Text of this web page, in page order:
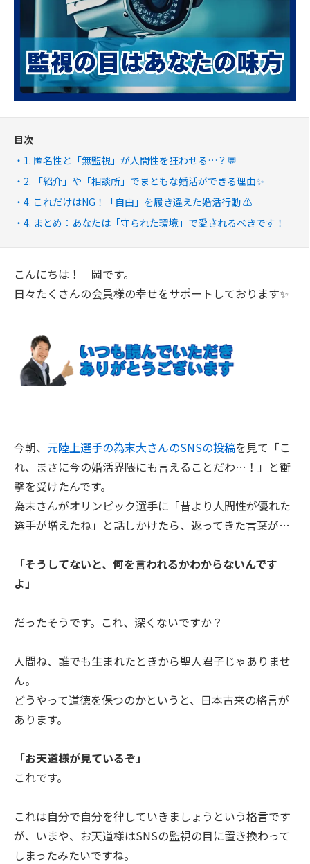
目次
1. 匿名性と「無監視」が人間性を狂わせる…？💬
2. 「紹介」や「相談所」でまともな婚活ができる理由✨
4. これだけはNG！「自由」を履き違えた婚活行動 ⚠️
4. まとめ：あなたは「守られた環境」で愛されるべきです！
こんにちは！ 岡です。
日々たくさんの会員様の幸せをサポートしております✨
今朝、 元陸上選手の為末大さんのSNSの投稿を見て「こ
れ、まさに今の婚活界隈にも言えることだわ…！」と衝
撃を受けたんです。
為末さんがオリンピック選手に「昔より人間性が優れた
選手が増えたね」と話しかけたら、返ってきた言葉が…
「そうしてないと、何を言われるかわからないんです
よ」
だったそうです。これ、深くないですか？
人間ね、誰でも生まれたときから聖人君子じゃありませ
ん。
どうやって道徳を保つのかというと、日本古来の格言が
あります。
「お天道様が見ているぞ」
これです。
これは自分で自分を律していきましょうという格言です
が、いまや、お天道様はSNSの監視の目に置き換わって
しまったみたいですね。